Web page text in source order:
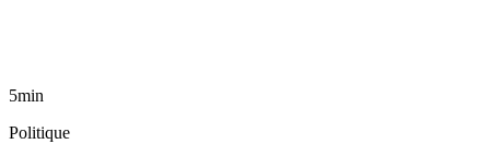
5min
Politique